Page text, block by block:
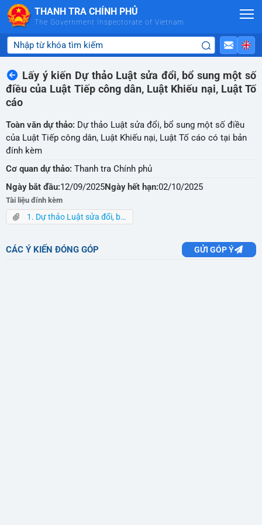
Skip to Main Content
THANH TRA CHÍNH PHỦ
The Government Inspectorate of Vietnam
Lấy ý kiến Dự thảo Luật sửa đổi, bổ sung một số
điều của Luật Tiếp công dân, Luật Khiếu nại, Luật Tố
cáo
Toàn văn dự thảo: Dự thảo Luật sửa đổi, bổ sung một số điều
của Luật Tiếp công dân, Luật Khiếu nại, Luật Tố cáo có tại bản
đính kèm
Cơ quan dự thảo: Thanh tra Chính phủ
Ngày bắt đầu:12/09/2025Ngày hết hạn:02/10/2025
Tài liệu đính kèm
1. Dự thảo Luật sửa đổi, bổ sung một số điều Luật KN, Luật TC,Luật TCD.pdf
CÁC Ý KIẾN ĐÓNG GÓP GỬI GÓP Ý